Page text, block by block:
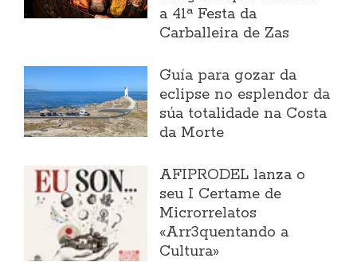
a 41ª Festa da
Carballeira de Zas
Guía para gozar da
eclipse no esplendor da
súa totalidade na Costa
da Morte
AFIPRODEL lanza o
seu I Certame de
Microrrelatos
«Arr3quentando a
Cultura»